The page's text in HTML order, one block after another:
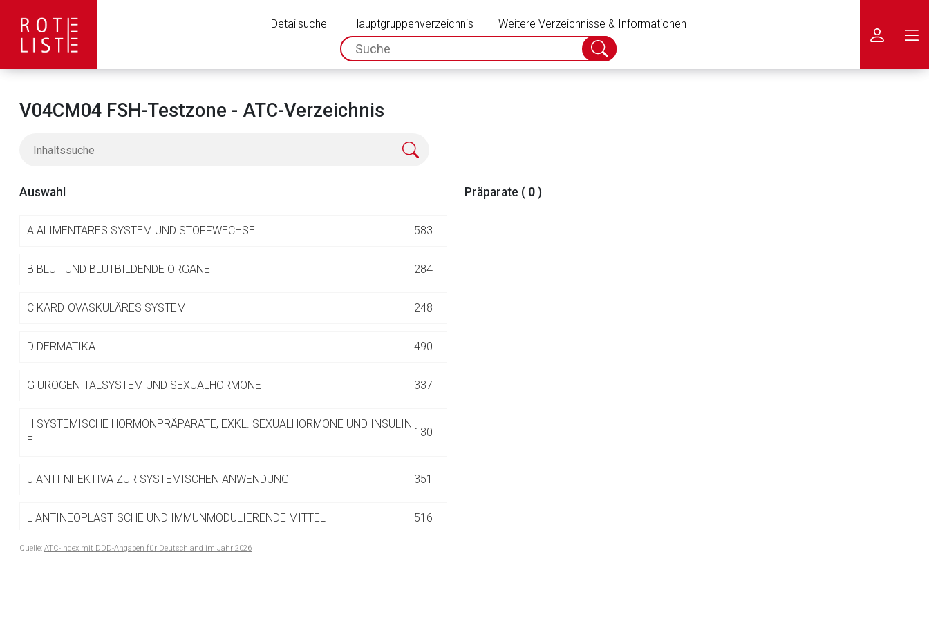
Detailsuche Hauptgruppenverzeichnis
Weitere Verzeichnisse & Informationen
spc.search.input.placeholder
Suche
abschicken
V04CM04 FSH-Testzone - ATC-Verzeichnis
Auswahl
A ALIMENTÄRES SYSTEM UND STOFFWECHSEL 583
B BLUT UND BLUTBILDENDE ORGANE 284
C KARDIOVASKULÄRES SYSTEM 248
D DERMATIKA 490
G UROGENITALSYSTEM UND SEXUALHORMONE 337
H SYSTEMISCHE HORMONPRÄPARATE, EXKL. SEXUALHORMONE UND INSULIN
E
130
J ANTIINFEKTIVA ZUR SYSTEMISCHEN ANWENDUNG 351
L ANTINEOPLASTISCHE UND IMMUNMODULIERENDE MITTEL 516
MUSKEL- UND SKELETTSYSTEM
Quelle: ATC-Index mit DDD-Angaben für Deutschland im Jahr 2026
Präparate ( 0 )
Aufruf einer externen Seite
Der von Ihnen aufgerufene Link öffnet eine externe Web-Seite. Für die Inhalte der externen Web-Seite ist deren